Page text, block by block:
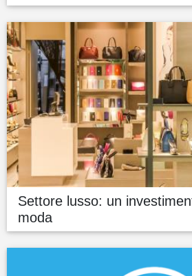
Settore lusso: un
moda